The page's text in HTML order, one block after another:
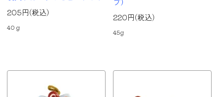
205円(税込)
40ｇ
220円(税込)
45g